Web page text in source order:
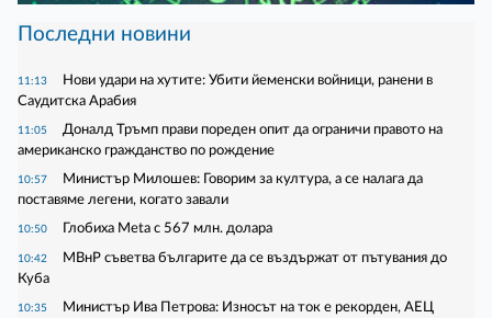
Последни новини
11:13
Нови удари на хутите: Убити йеменски войници, ранени в
Саудитска Арабия
11:05
Доналд Тръмп прави пореден опит да ограничи правото на
американско гражданство по рождение
10:57
Министър Милошев: Говорим за култура, а се налага да
поставяме легени, когато завали
10:50 Глобиха Meta с 567 млн. долара
10:42
МВнР съветва българите да се въздържат от пътувания до
Куба
10:35
Министър Ива Петрова: Износът на ток е рекорден, АЕЦ